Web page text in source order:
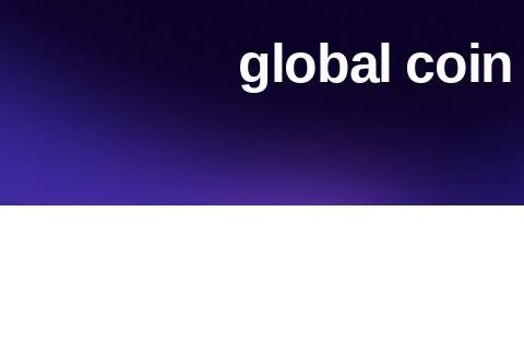
global coin